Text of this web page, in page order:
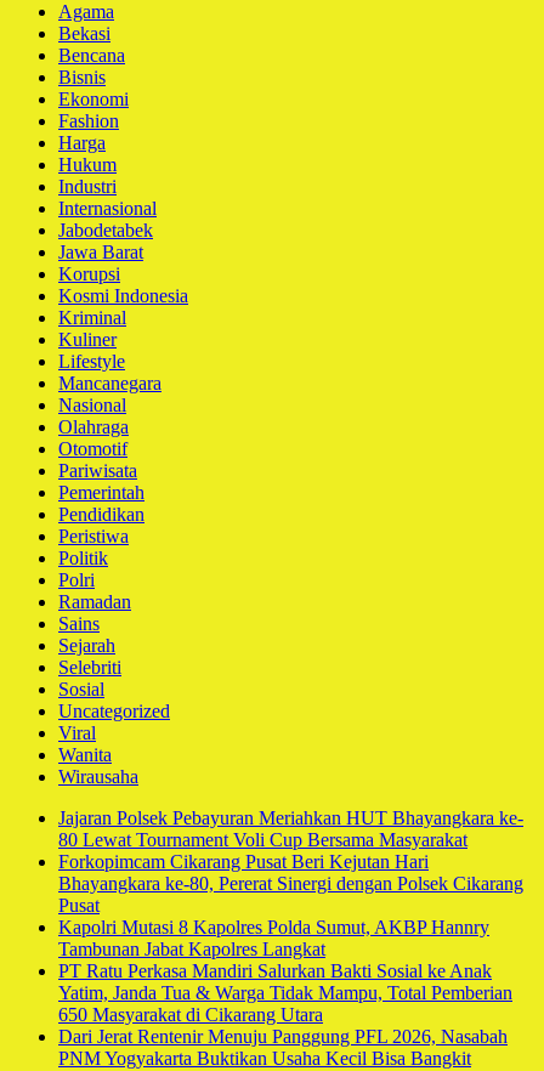
Agama
Bekasi
Bencana
Bisnis
Ekonomi
Fashion
Harga
Hukum
Industri
Internasional
Jabodetabek
Jawa Barat
Korupsi
Kosmi Indonesia
Kriminal
Kuliner
Lifestyle
Mancanegara
Nasional
Olahraga
Otomotif
Pariwisata
Pemerintah
Pendidikan
Peristiwa
Politik
Polri
Ramadan
Sains
Sejarah
Selebriti
Sosial
Uncategorized
Viral
Wanita
Wirausaha
Jajaran Polsek Pebayuran Meriahkan HUT Bhayangkara ke-
80 Lewat Tournament Voli Cup Bersama Masyarakat
Forkopimcam Cikarang Pusat Beri Kejutan Hari
Bhayangkara ke-80, Pererat Sinergi dengan Polsek Cikarang
Pusat
Kapolri Mutasi 8 Kapolres Polda Sumut, AKBP Hannry
Tambunan Jabat Kapolres Langkat
PT Ratu Perkasa Mandiri Salurkan Bakti Sosial ke Anak
Yatim, Janda Tua & Warga Tidak Mampu, Total Pemberian
650 Masyarakat di Cikarang Utara
Dari Jerat Rentenir Menuju Panggung PFL 2026, Nasabah
PNM Yogyakarta Buktikan Usaha Kecil Bisa Bangkit